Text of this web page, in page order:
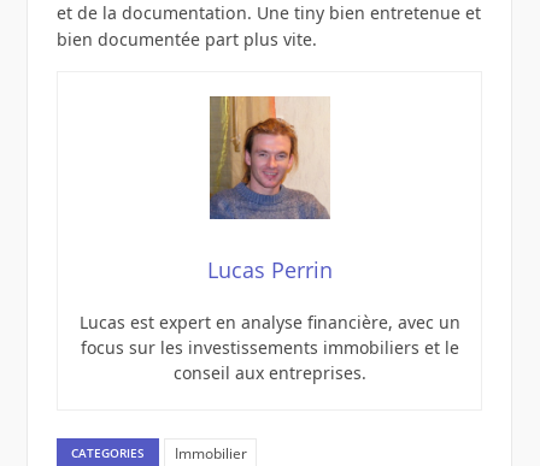
et de la documentation. Une tiny bien entretenue et
bien documentée part plus vite.
Lucas Perrin
Lucas est expert en analyse financière, avec un
focus sur les investissements immobiliers et le
conseil aux entreprises.
CATEGORIES Immobilier